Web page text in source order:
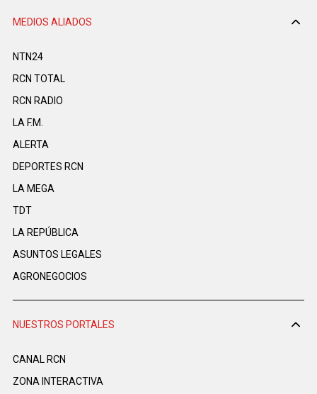
MEDIOS ALIADOS
NTN24
RCN TOTAL
RCN RADIO
LA F.M.
ALERTA
DEPORTES RCN
LA MEGA
TDT
LA REPÚBLICA
ASUNTOS LEGALES
AGRONEGOCIOS
NUESTROS PORTALES
CANAL RCN
ZONA INTERACTIVA